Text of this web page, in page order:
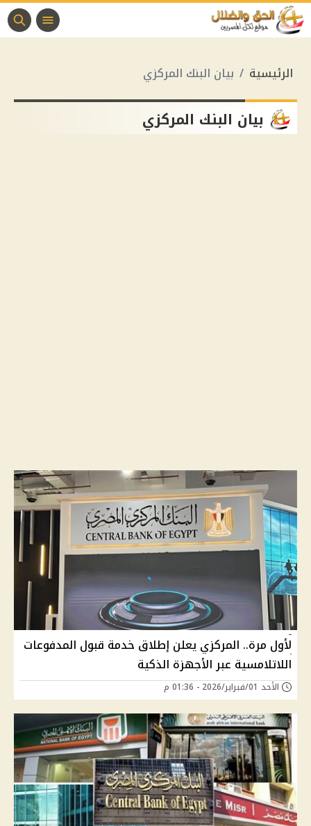
الرئيسية بيان البنك المركزي
بيان البنك المركزي
لأول مرة.. المركزي يعلن إطلاق خدمة قبول المدفوعات
اللاتلامسية عبر الأجهزة الذكية
الأحد 01/فبراير/2026 - 01:36 م